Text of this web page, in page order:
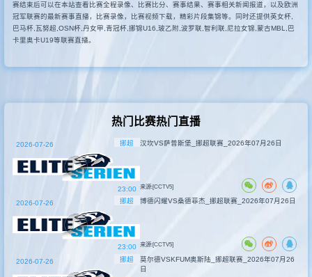
赛结束后可以在本站查看比赛全程录像、比赛比分、赛事结果、赛事相关新闻报道，以及欧洲
冠军联赛的最新赛事直播，比赛录像，比赛视频下载，精彩片段集锦等。同时还提供英女杯,
巴马杯,瓦努超,OSN杯,丹女甲,青冠杯,挪锦U16,玻乙附,波罗联,智利联,尼拉女锦,蒙古MBL,巴
卡里奥卡U19等联赛直播。
热门比赛热门直播
挪超
23:00
2026-07-26 汉坎VS萨普斯堡_挪超联赛_2026年07月26日
来源:[CCTV5]
挪超
23:00
2026-07-26 博德闪耀VS桑德菲杰_挪超联赛_2026年07月26日
来源:[CCTV5]
挪超
2026-07-26
莫尔德VSKFUM奥斯陆_挪超联赛_2026年07月26
日